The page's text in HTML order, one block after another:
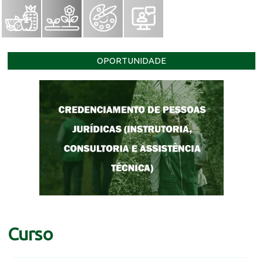
OPORTUNIDADE
Curso